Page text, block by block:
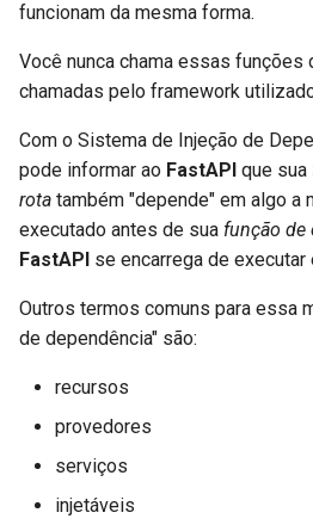
funcionam da mesma forma.
Você nunca chama essas funções
chamadas pelo framework
Com o Sistema de Injeção de
pode informar ao FastAPI que sua
rota também "depende" em algo a
executado antes de sua função de
FastAPI se encarrega de
Outros termos comuns para essa
de dependência" são:
recursos
provedores
serviços
injetáveis